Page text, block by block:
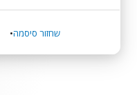
שחזור סיסמה